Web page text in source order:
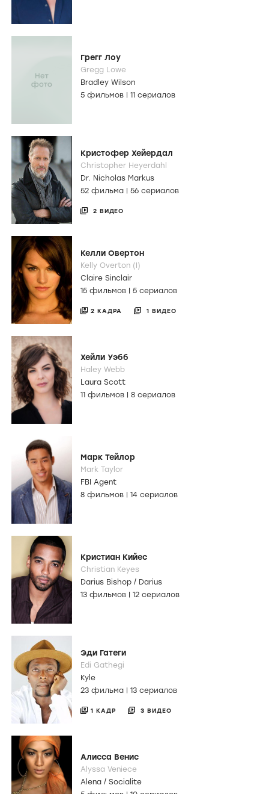
Грегг Лоу
Gregg Lowe
Bradley Wilson
5 фильмов
11 сериалов
Кристофер Хейердал
Christopher Heyerdahl
Dr. Nicholas Markus
52 фильма | 56 сериалов
2 ВИДЕО
Келли Овертон
Kelly Overton (I)
Claire Sinclair
15 фильмов | 5 сериалов
2 КАДРА 1 ВИДЕО
Хейли Уэбб
Haley Webb
Laura Scott
11 фильмов
8 сериалов
Марк Тейлор
Mark Taylor
FBI Agent
8 фильмов
14 сериалов
Кристиан Кийес
Christian Keyes
Darius Bishop / Darius
13 фильмов
12 сериалов
Эди Гатеги
Edi Gathegi
Kyle
23 фильма | 13 сериалов
1 КАДР 3 ВИДЕО
Алисса Венис
Alyssa Veniece
Alena / Socialite